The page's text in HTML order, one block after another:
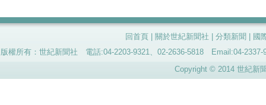
回首頁 關於世紀新聞社 分類新聞
國
版權所有：世紀新聞社 電話:04-2203-9321、02-2636-5818 Email:04-
Copyright © 2014 世紀新